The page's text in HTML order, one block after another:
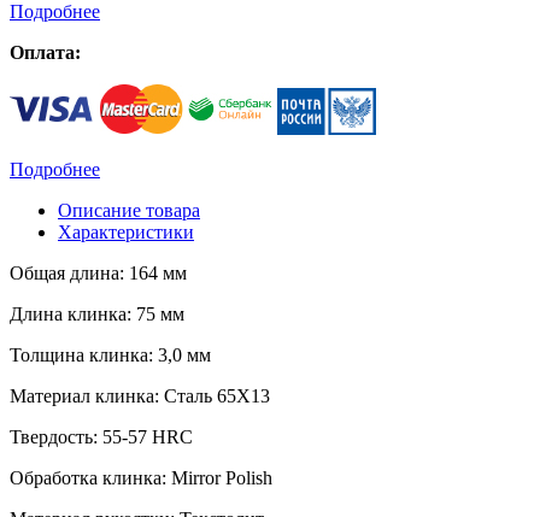
Подробнее
Оплата:
Подробнее
Описание товара
Характеристики
Общая длина: 164 мм
Длина клинка: 75 мм
Толщина клинка: 3,0 мм
Материал клинка: Сталь 65Х13
Твердость: 55-57 HRC
Обработка клинка: Mirror Polish